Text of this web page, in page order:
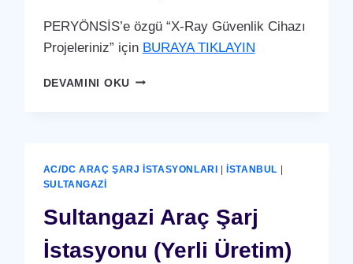
PERYÖNSİS’e özgü “X-Ray Güvenlik Cihazı
Projeleriniz” için BURAYA TIKLAYIN
DEVAMINI OKUSULTANGAZI
AC/DC ARAÇ ŞARJ İSTASYONLARI |İSTANBUL |
SULTANGAZI
Sultangazi Araç Şarj
İstasyonu (Yerli Üretim)